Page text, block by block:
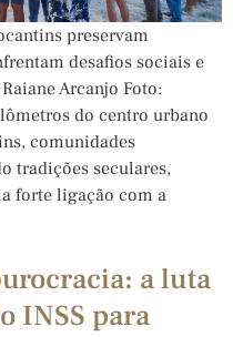
preservam
desafios sociais e
Arcanjo Foto:
do centro urbano
comunidades
tradições seculares,
forte ligação com a
a luta
INSS para